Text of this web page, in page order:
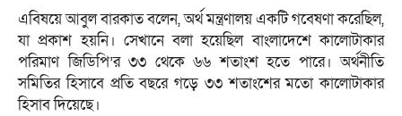
এবিষয়ে আবুল বারকাত বলেন, অর্থ মন্ত্রণালয় একটি গবেষণা করেছিল,
যা প্রকাশ হয়নি। সেখানে বলা হয়েছিল বাংলাদেশে কালোটাকার
পরিমাণ জিডিপি’র ৩৩ থেকে ৬৬ শতাংশ হতে পারে। অর্থনীতি
সমিতির হিসাবে প্রতি বছরে গড়ে ৩৩ শতাংশের মতো কালোটাকার
হিসাব দিয়েছে।